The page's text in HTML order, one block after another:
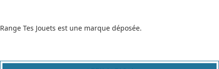
Range Tes Jouets est une marque déposée.